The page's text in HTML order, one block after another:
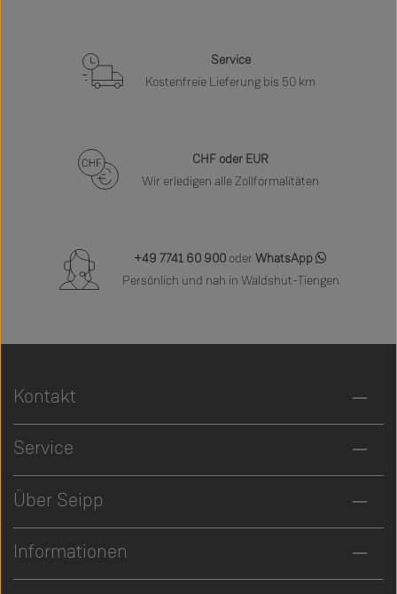
Service
Kostenfreie Lieferung bis 50 km
CHF oder EUR
Wir erledigen alle Zollformalitäten
+49 7741 60 900 oder WhatsApp
Persönlich und nah in Waldshut-Tiengen
Kontakt
Service
Über Seipp
Informationen